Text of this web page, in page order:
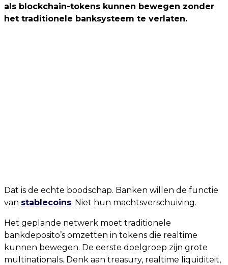
als blockchain-tokens kunnen bewegen zonder
het traditionele banksysteem te verlaten.
Dat is de echte boodschap. Banken willen de functie
van stablecoins. Niet hun machtsverschuiving.
Het geplande netwerk moet traditionele
bankdeposito’s omzetten in tokens die realtime
kunnen bewegen. De eerste doelgroep zijn grote
multinationals. Denk aan treasury, realtime liquiditeit,